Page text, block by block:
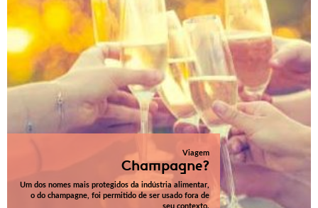
Viagem
Champagne?
Um dos nomes mais protegidos da indústria alimentar,
o do champagne, foi permitido de ser usado fora de
seu contexto.